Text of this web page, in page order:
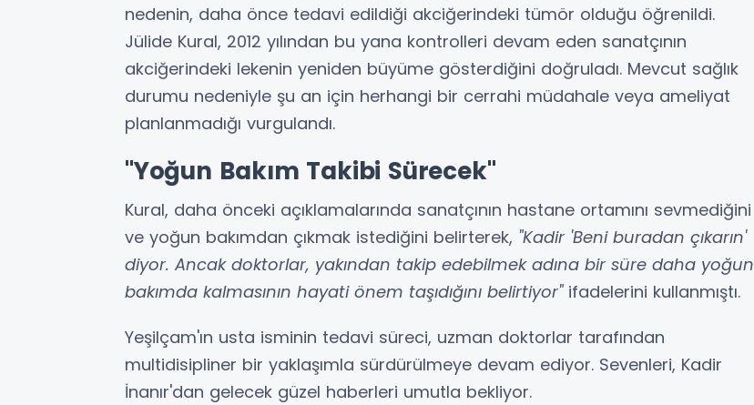
nedenin, daha önce tedavi edildiği akciğerindeki tümör olduğu öğrenildi.
Jülide Kural, 2012 yılından bu yana kontrolleri devam eden sanatçının
akciğerindeki lekenin yeniden büyüme gösterdiğini doğruladı. Mevcut sağlık
durumu nedeniyle şu an için herhangi bir cerrahi müdahale veya ameliyat
planlanmadığı vurgulandı.
"Yoğun Bakım Takibi Sürecek"
Kural, daha önceki açıklamalarında sanatçının hastane ortamını sevmediğini
ve yoğun bakımdan çıkmak istediğini belirterek, "Kadir 'Beni buradan çıkarın'
diyor. Ancak doktorlar, yakından takip edebilmek adına bir süre daha yoğun
bakımda kalmasının hayati önem taşıdığını belirtiyor"ifadelerini kullanmıştı.
Yeşilçam'ın usta isminin tedavi süreci, uzman doktorlar tarafından
multidisipliner bir yaklaşımla sürdürülmeye devam ediyor. Sevenleri, Kadir
İnanır'dan gelecek güzel haberleri umutla bekliyor.